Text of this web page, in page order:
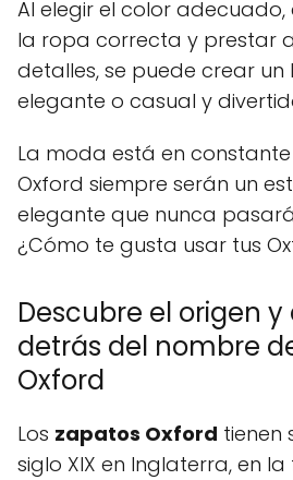
Al elegir el color
la ropa correcta y prestar
detalles, se puede crear
elegante o casual y
La moda está en
Oxford siempre serán un
elegante que nunca
¿Cómo te gusta usar tus
Descubre el origen
detrás del nombre
Oxford
Los zapatos Oxford tienen
siglo XIX en Inglaterra, en